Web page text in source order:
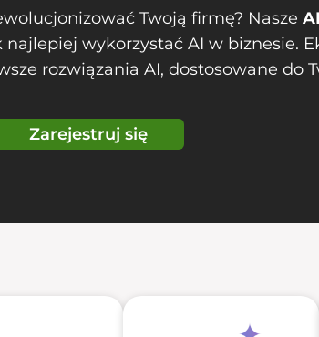
Twoją firmę? Nasze
wykorzystać AI w biznesie.
rozwiązania AI, dostosowane do
Zarejestruj się